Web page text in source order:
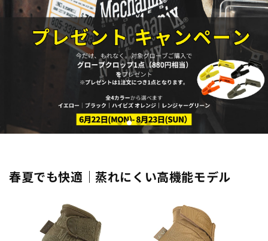
春夏でも快適｜蒸れにくい高機能モデル